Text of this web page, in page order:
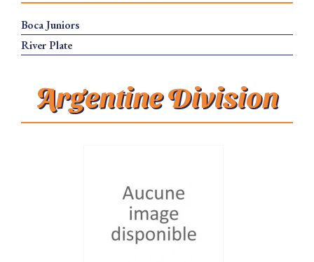
Boca Juniors
River Plate
Argentine Division